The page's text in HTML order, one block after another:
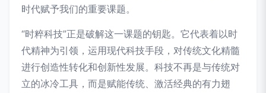
时代赋予我们的重要课题。
“时粹科技”正是破解这一课题的钥匙。它代表着以时
代精神为引领，运用现代科技手段，对传统文化精髓
进行创造性转化和创新性发展。科技不再是与传统对
立的冰冷工具，而是赋能传统、激活经典的有力翅